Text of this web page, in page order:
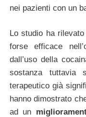
nei pazienti con un
Lo studio ha
forse efficace
dall’uso della
sostanza tuttavia
terapeutico già
hanno dimostrato
ad un